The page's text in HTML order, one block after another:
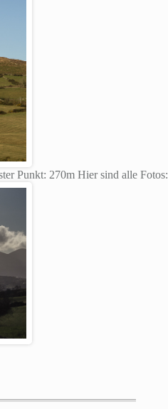
Punkt: 270m Hier sind alle Fotos: